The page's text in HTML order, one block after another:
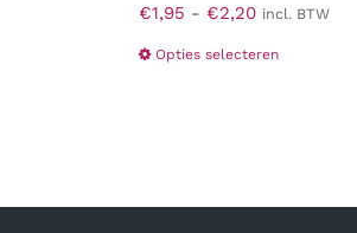
€1,95 - €2,20Prijsklasse:
tot
incl. BTW
Opties selecterenDit
optie